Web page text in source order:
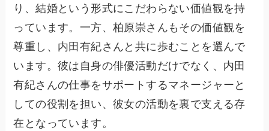
り、結婚という形式にこだわらない価値観を持
っています。一方、柏原崇さんもその価値観を
尊重し、内田有紀さんと共に歩むことを選んで
います。彼は自身の俳優活動だけでなく、内田
有紀さんの仕事をサポートするマネージャーと
しての役割を担い、彼女の活動を裏で支える存
在となっています。